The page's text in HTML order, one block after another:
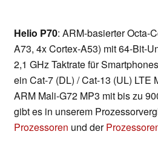
Helio P70: ARM-basierter Octa-
A73, 4x Cortex-A53) mit 64-Bit-
2,1 GHz Taktrate für
ein Cat-7 (DL) / Cat-13 (UL) LTE
ARM Mali-G72 MP3 mit bis zu
gibt es in unserem
Prozessoren und der